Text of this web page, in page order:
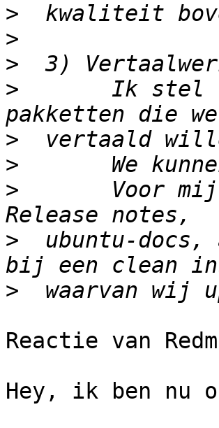
>
>
>
>
Ik stel
>
>
>
Voor
>
ubuntu-docs,
>
Reactie van
Hey, ik ben nu